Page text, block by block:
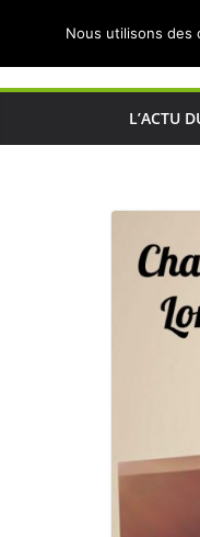
Actualités
L’ACTU
Nous utilisons des